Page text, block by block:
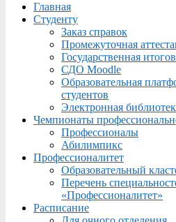
Menu
Главная
Студенту
Заказ справок
Промежуточная
Государственная
СДО Moodle
Образовательная
студентов
Электронная
Чемпионаты
Профессионалы
Абилимпикс
Профессионалитет
Образовательный
Перечень
«Профессионалитет»
Расписание